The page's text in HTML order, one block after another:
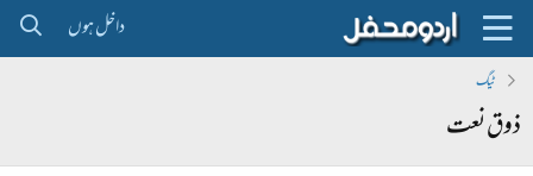
داخل ہوں
ٹیگ
ذوق نعت